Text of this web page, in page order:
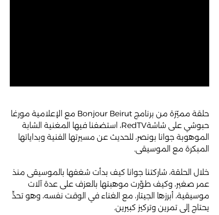
حلقة مميّزة من برنامج Bonjour Beirut مع الإعلامية مورغا
حبوشي على شاشةRedTV، استضفنا فيها المغنية الشابة
الموهوبة جوانا بونصر، للحديث عن مسيرتها الفنية وبداياتها
المبكرة مع الموسيقى.
خلال الحلقة، شاركتنا جوانا كيف بدأت شغفها بالموسيقى منذ
عمر صغير، وكيف طوّرت موهبتها بالعزف على عدة آلات
موسيقية، أبرزها الجيتار، مع الغناء في الوقت نفسه، وهو تحدٍّ
يحتاج إلى تمرين وتركيز كبيرين.